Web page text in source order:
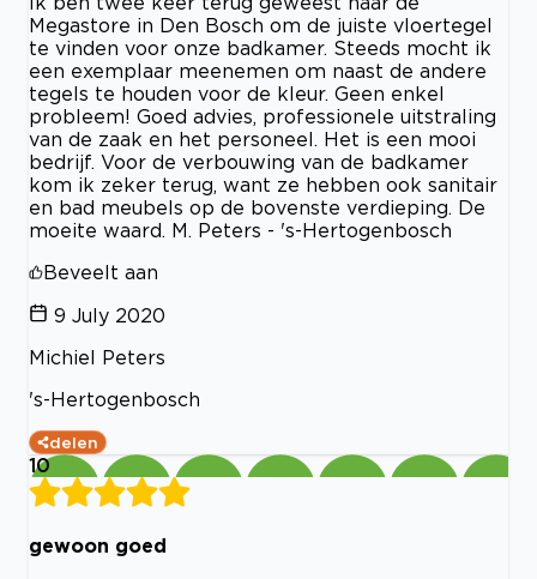
Megastore in Den Bosch om de juiste vloertegel
te vinden voor onze badkamer. Steeds mocht ik
een exemplaar meenemen om naast de andere
tegels te houden voor de kleur. Geen enkel
probleem! Goed advies, professionele uitstraling
van de zaak en het personeel. Het is een mooi
bedrijf. Voor de verbouwing van de badkamer
kom ik zeker terug, want ze hebben ook sanitair
en bad meubels op de bovenste verdieping. De
moeite waard. M. Peters - 's-Hertogenbosch
Beveelt aan
9 July 2020
Michiel Peters
's-Hertogenbosch
delen
10
gewoon goed